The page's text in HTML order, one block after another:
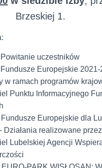
Brzeskiej 1.
uczestników
Europejskie
w ramach programów
Punktu Informacyjnego
Fundusze Europejskie dla
Działania realizowane
Lubelskiej Agencji